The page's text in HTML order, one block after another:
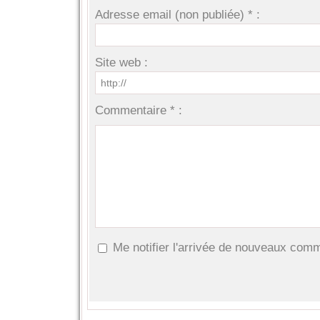
Adresse email (non publiée) * :
Site web :
Commentaire * :
Me notifier l'arrivée de nouveaux